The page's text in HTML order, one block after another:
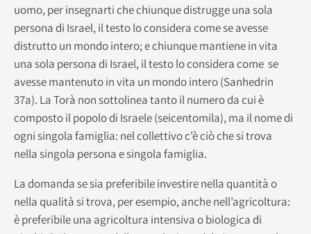
uomo, per insegnarti che chiunque distrugge una sola
persona di Israel, il testo lo considera come se avesse
distrutto un mondo intero; e chiunque mantiene in vita
una sola persona di Israel, il testo lo considera come se
avesse mantenuto in vita un mondo intero (Sanhedrin
37a). La Torà non sottolinea tanto il numero da cui è
composto il popolo di Israele (seicentomila), ma il nome di
ogni singola famiglia: nel collettivo c’è ciò che si trova
nella singola persona e singola famiglia.
La domanda se sia preferibile investire nella quantità o
nella qualità si trova, per esempio, anche nell’agricoltura:
è preferibile una agricoltura intensiva o biologica di